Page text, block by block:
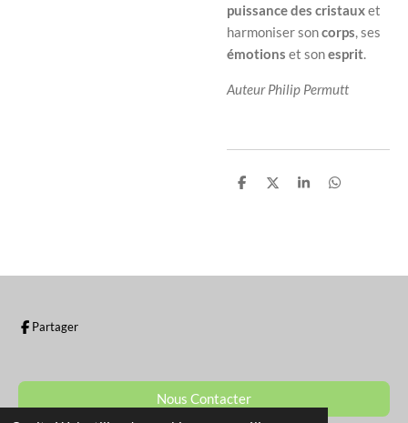
puissance des cristauxet
harmoniser soncorps, ses
émotions et sonesprit.
Auteur Philip Permutt
P
P
P
P
Partager
Nous Contacter